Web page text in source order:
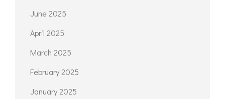
June 2025
April 2025
March 2025
February 2025
January 2025